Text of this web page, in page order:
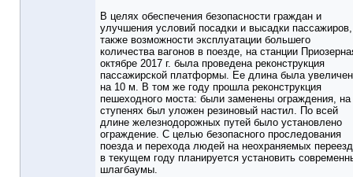
В целях обеспечения безопасности граждан и
улучшения условий посадки и высадки
также возможности эксплуатации большего
количества вагонов в поезде, на станции
октябре 2017 г. была проведена реконструкция
пассажирской платформы. Ее длина была
на 10 м. В том же году прошла реконструкция
пешеходного моста: были заменены ограждения, на
ступенях был уложен резиновый настил. По всей
длине железнодорожных путей было установлено
ограждение. С целью безопасного проследования
поезда и перехода людей на неохраняемых
в текущем году планируется установить
шлагбаумы.